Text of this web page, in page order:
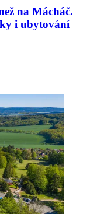
na Mácháč.
i ubytování